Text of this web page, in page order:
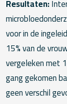
Resultaten:
voor in de
15% van de
vergeleken met
gang gekomen
geen verschil